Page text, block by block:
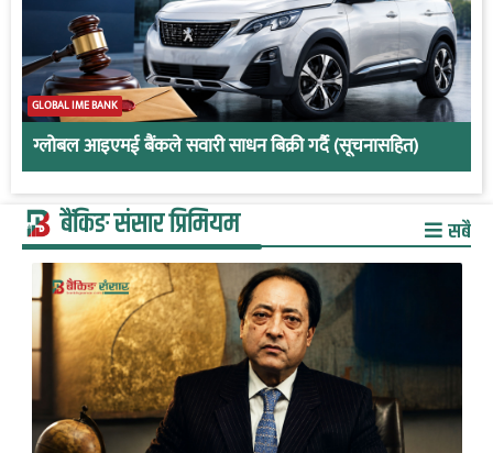
GLOBAL IME BANK
ग्लोबल आइएमई बैंकले सवारी साधन बिक्री गर्दै (सूचनासहित)
बैंकिङ संसार प्रिमियम सबै